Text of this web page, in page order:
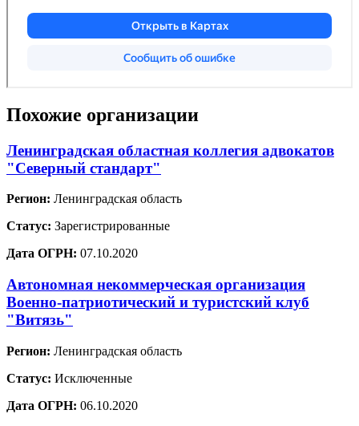
Похожие организации
Ленинградская областная коллегия адвокатов
"Северный стандарт"
Регион: Ленинградская область
Статус: Зарегистрированные
Дата ОГРН: 07.10.2020
Автономная некоммерческая организация
Военно-патриотический и туристский клуб
"Витязь"
Регион: Ленинградская область
Статус: Исключенные
Дата ОГРН: 06.10.2020